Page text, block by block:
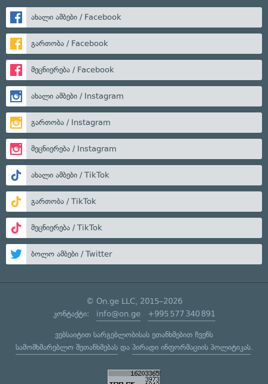
ახალი ამბები / Facebook
გართობა / Facebook
მეცნიერება / Facebook
ახალი ამბები / Instagram
გართობა / Instagram
მეცნიერება / Instagram
ახალი ამბები / TikTok
გართობა / TikTok
მეცნიერება / TikTok
ბოლო ამბები / Twitter
© On.ge LLC, 2015–2026
კონტაქტი: info@on.ge +995 577 340 891
ვებსაიტით სარგებლობისას ეთანხმებით ჩვენს
სამომხმარებლო შეთანხმებასდა პირადი ინფორმაციის პოლიტიკას.